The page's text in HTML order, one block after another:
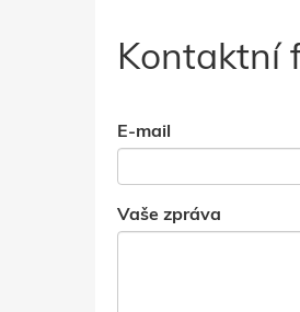
Kontaktní
E-mail
Vaše zpráva